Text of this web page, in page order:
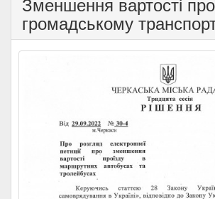
громадському